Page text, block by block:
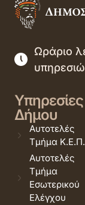
Ωράριο
Υπηρεσίες
Δήμου
Αυτοτελές
Τμήμα Κ.Ε.Π.
Αυτοτελές
Τμήμα
Εσωτερικού
Ελέγχου